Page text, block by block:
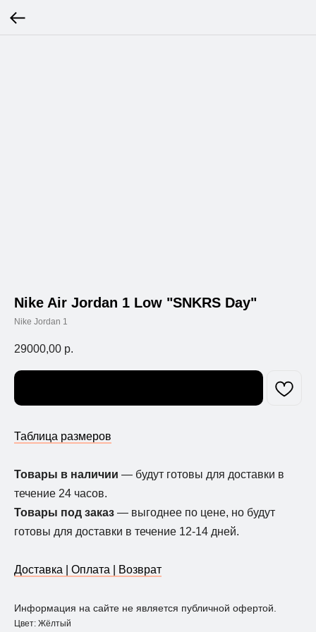
Nike Air Jordan 1 Low "SNKRS Day"
Nike Jordan 1
29000,00 р.
Таблица размеров
Товары в наличии — будут готовы для доставки в
течение 24 часов.
Товары под заказ — выгоднее по цене, но будут
готовы для доставки в течение 12-14 дней.
Доставка | Оплата | Возврат
Информация на сайте не является публичной офертой.
Цвет: Жёлтый